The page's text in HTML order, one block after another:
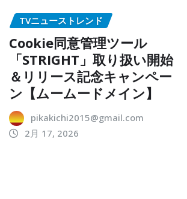
TVニューストレンド
Cookie同意管理ツール
「STRIGHT」取り扱い開始
＆リリース記念キャンペー
ン【ムームードメイン】
pikakichi2015@gmail.com
2月 17, 2026